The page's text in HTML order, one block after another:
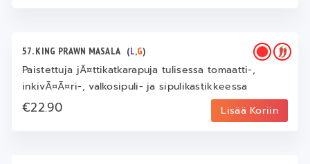
57. KING PRAWN MASALA (L,G)
Paistettuja jÃ¤ttikatkarapuja tulisessa tomaatti-,
inkivÃ¤Ã¤ri-, valkosipuli- ja sipulikastikkeessa
€22.90 Lisää Koriin